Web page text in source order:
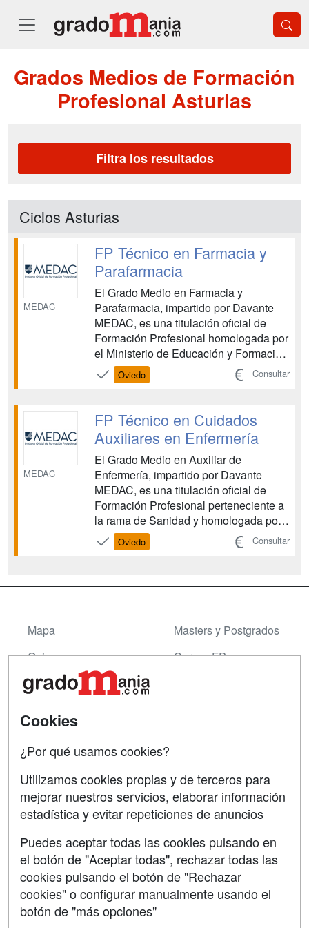
Grados Medios de Formación
Profesional Asturias
Filtra los resultados
Ciclos Asturias
MEDAC
FP Técnico en Farmacia y
Parafarmacia
El Grado Medio en Farmacia y
Parafarmacia, impartido por Davante
MEDAC, es una titulación oficial de
Formación Profesional homologada por
el Ministerio de Educación y Formación
Profesional. Esta FP te capacita para
elaborar y dispensar productos
como para gestionar recetas en oficinas
de farmacia y otros estab...
Oviedo Consultar
MEDAC
FP Técnico en Cuidados
Auxiliares en Enfermería
El Grado Medio en Auxiliar de
Enfermería, impartido por Davante
MEDAC, es una titulación oficial de
Formación Profesional perteneciente a
la rama de Sanidad y homologada por
el Ministerio de Educación. Esta
formación te prepara para ofrecer
Oviedo Consultar
Mapa
Quienes somos
Tarifas publicidad
Masters y Postgrados
Cursos FP
Contactar
Confidencialidad
Copyleft
SÍGUENOS EN:
Cookies
¿Por qué usamos cookies?
Utilizamos cookies propias y de terceros para
mejorar nuestros servicios, elaborar información
estadística y evitar repeticiones de anuncios
Puedes aceptar todas las cookies pulsando en
el botón de "Aceptar todas", rechazar todas las
cookies pulsando el botón de "Rechazar
cookies" o configurar manualmente usando el
botón de "más opciones"